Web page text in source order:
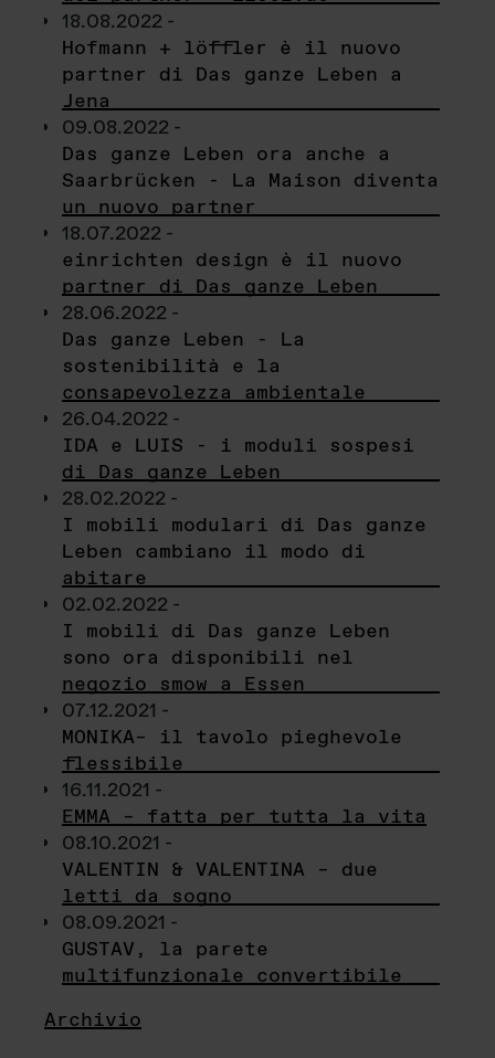
18.08.2022 -
Hofmann + löffler è il nuovo
partner di Das ganze Leben a
Jena
09.08.2022 -
Das ganze Leben ora anche a
Saarbrücken - La Maison diventa
un nuovo partner
18.07.2022 -
einrichten design è il nuovo
partner di Das ganze Leben
28.06.2022 -
Das ganze Leben - La
sostenibilità e la
consapevolezza ambientale
26.04.2022 -
IDA e LUIS - i moduli sospesi
di Das ganze Leben
28.02.2022 -
I mobili modulari di Das ganze
Leben cambiano il modo di
abitare
02.02.2022 -
I mobili di Das ganze Leben
sono ora disponibili nel
negozio smow a Essen
07.12.2021 -
MONIKA– il tavolo pieghevole
flessibile
16.11.2021 -
EMMA – fatta per tutta la vita
08.10.2021 -
VALENTIN & VALENTINA – due
letti da sogno
08.09.2021 -
GUSTAV, la parete
multifunzionale convertibile
Archivio